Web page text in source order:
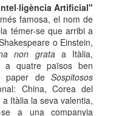
Artificial"
famosa, el nom de
témer-se que arribi a
o Einstein,
non grataa Itàlia,
a quatre països ben
paper deSospitosos
China, Corea del
Itàlia la seva valentia,
a una companyia